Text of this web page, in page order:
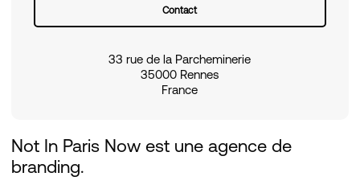
Not In Paris Now est une agence de
branding.
Contact
33 rue de la Parcheminerie
35000 Rennes
France